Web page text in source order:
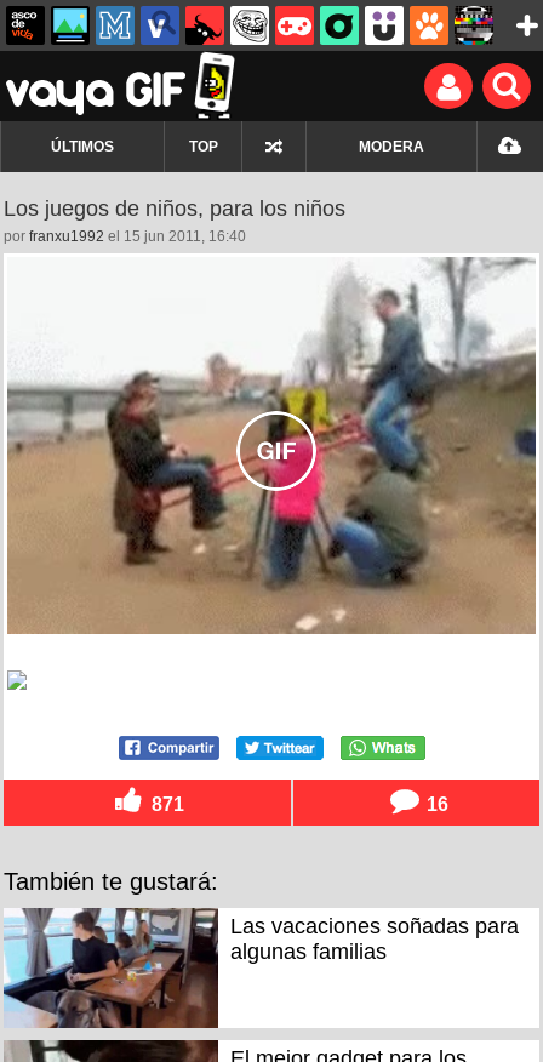
ÚLTIMOS TOP MODERA
Los juegos de niños, para los niños
por franxu1992 el 15 jun 2011, 16:40
871 16
También te gustará:
Las vacaciones soñadas para
algunas familias